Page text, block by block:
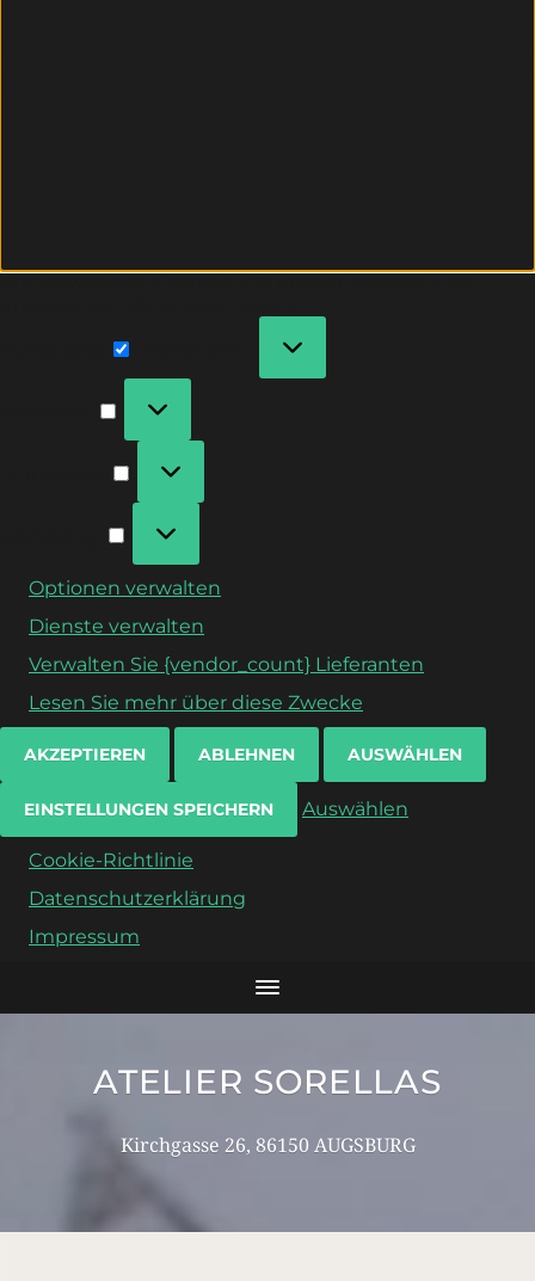
Optionen verwalten
Dienste verwalten
Verwalten Sie {vendor_count} Lieferanten
Lesen Sie mehr über diese Zwecke
AKZEPTIEREN ABLEHNEN AUSWÄHLEN
EINSTELLUNGEN SPEICHERN Auswählen
Cookie-Richtlinie
Datenschutzerklärung
Impressum
ATELIER SORELLAS
Kirchgasse 26, 86150 AUGSBURG